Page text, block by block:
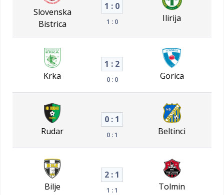
Slovenska
Bistrica
1 : 0
1 : 0 Ilirija
Krka
1 : 2
0 : 0 Gorica
Rudar
0 : 1
0 : 1 Beltinci
Bilje
2 : 1
1 : 1 Tolmin